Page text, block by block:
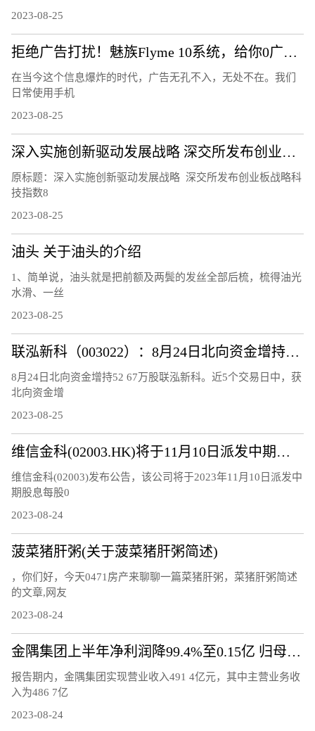
2023-08-25
拒绝广告打扰！魅族Flyme 10系统，给你0广告的清爽体验！
在当今这个信息爆炸的时代，广告无孔不入，无处不在。我们
日常使用手机
2023-08-25
深入实施创新驱动发展战略 深交所发布创业板战略科技指数
原标题：深入实施创新驱动发展战略 深交所发布创业板战略科
技指数8
2023-08-25
油头 关于油头的介绍
1、简单说，油头就是把前额及两鬓的发丝全部后梳，梳得油光
水滑、一丝
2023-08-25
联泓新科（003022）：8月24日北向资金增持52.67万股
8月24日北向资金增持52 67万股联泓新科。近5个交易日中，获
北向资金增
2023-08-25
维信金科(02003.HK)将于11月10日派发中期股息每股0.15港元
维信金科(02003)发布公告，该公司将于2023年11月10日派发中
期股息每股0
2023-08-24
菠菜猪肝粥(关于菠菜猪肝粥简述)
，你们好，今天0471房产来聊聊一篇菜猪肝粥，菜猪肝粥简述
的文章,网友
2023-08-24
金隅集团上半年净利润降99.4%至0.15亿 归母净利润降77.7%
报告期内，金隅集团实现营业收入491 4亿元，其中主营业务收
入为486 7亿
2023-08-24